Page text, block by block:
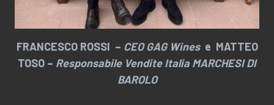
FRANCESCO ROSSI – CEO GAG Winese MATTEO
TOSO – ResponsabileVendite Italia MARCHESI DI
BAROLO